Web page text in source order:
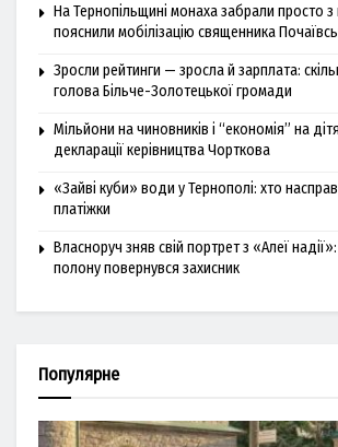
На Тернопільщині монаха забрали просто
пояснили мобілізацію священника
Зросли рейтинги — зросла й зарплата:
голова Більче-Золотецької громади
Мільйони на чиновників і “економія” на
декларації керівництва Чорткова
«Зайві куби» води у Тернополі: хто
платіжки
Власноруч зняв свій портрет з «Алеї
полону повернувся захисник
Популярне